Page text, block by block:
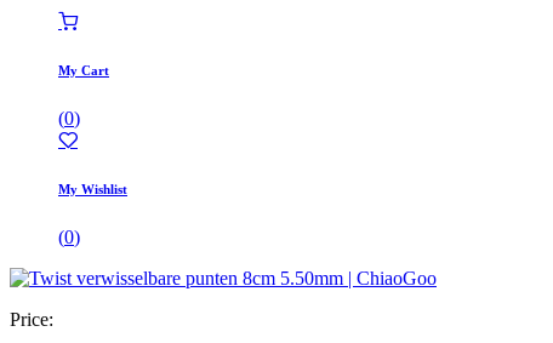
My Cart
(0)
My Wishlist
(0)
Price: